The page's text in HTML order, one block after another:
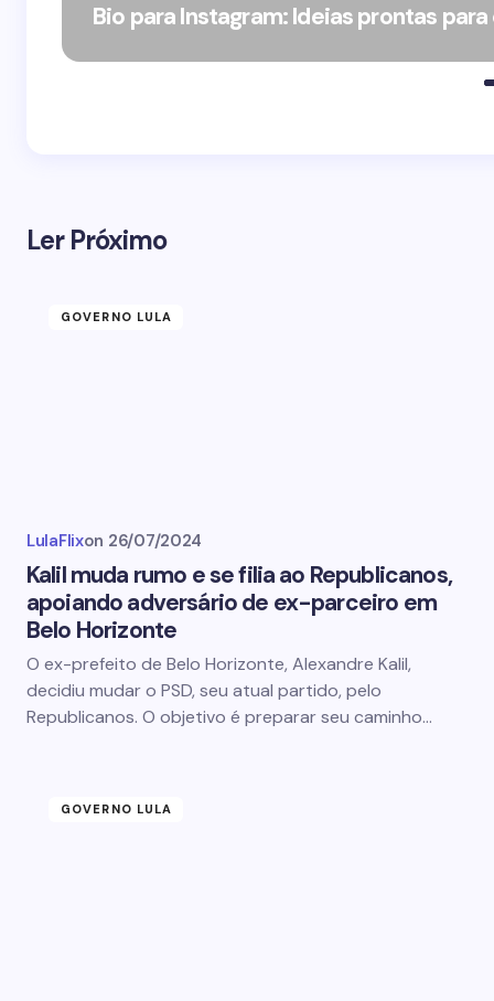
Bio para Instagram: Ideias prontas
Ler Próximo
GOVERNO LULA
LulaFlixon 26/07/2024
Kalil muda rumo e se filia ao Republicanos,
apoiando adversário de ex-parceiro em
Belo Horizonte
O ex-prefeito de Belo Horizonte, Alexandre Kalil,
decidiu mudar o PSD, seu atual partido, pelo
Republicanos. O objetivo é preparar seu caminho…
GOVERNO LULA